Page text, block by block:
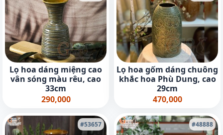
Lọ hoa dáng miệng cao
vân sóng màu rêu, cao
33cm
290,000
Lọ hoa gốm dáng chuông
khắc hoa Phù Dung, cao
29cm
470,000
#53657 #48888